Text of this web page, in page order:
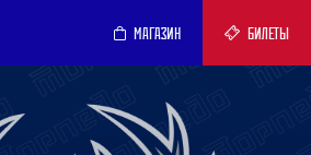
МАГАЗИН БИЛЕТЫ